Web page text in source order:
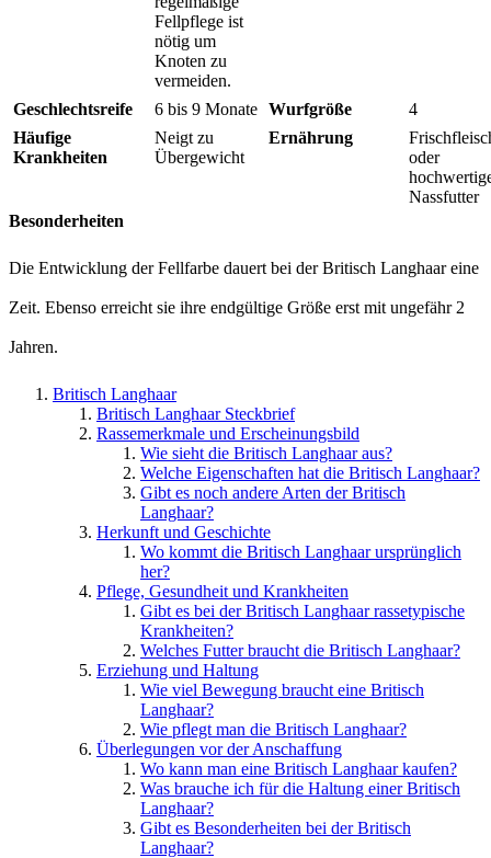
Fellpflege ist
nötig um
Knoten zu
vermeiden.
Geschlechtsreife
6 bis 9 Monate Wurfgröße
4
Häufige
Krankheiten
Neigt zu
Übergewicht
Ernährung
oder
Nassfutter
Besonderheiten
Die Entwicklung der Fellfarbe dauert bei der Britisch Langhaar eine
Zeit. Ebenso erreicht sie ihre endgültige Größe erst mit ungefähr 2
Jahren.
Britisch Langhaar
Britisch Langhaar Steckbrief
Rassemerkmale und Erscheinungsbild
Wie sieht die Britisch Langhaar aus?
Welche Eigenschaften hat die Britisch Langhaar?
Gibt es noch andere Arten der Britisch
Langhaar?
Herkunft und Geschichte
Wo kommt die Britisch Langhaar ursprünglich
her?
Pflege, Gesundheit und Krankheiten
Gibt es bei der Britisch Langhaar rassetypische
Krankheiten?
Welches Futter braucht die Britisch Langhaar?
Erziehung und Haltung
Wie viel Bewegung braucht eine Britisch
Langhaar?
Wie pflegt man die Britisch Langhaar?
Überlegungen vor der Anschaffung
Wo kann man eine Britisch Langhaar kaufen?
Was brauche ich für die Haltung einer Britisch
Langhaar?
Gibt es Besonderheiten bei der Britisch
Langhaar?